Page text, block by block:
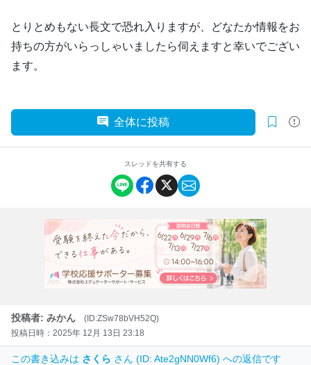
とりとめもない長文で恐れ入りますが、どなたか情報をお
持ちの方がいらっしゃいましたら伺えますと幸いでござい
ます。
全体に投稿
スレッドを共有する
投稿者: みかん
(ID:ZSw78bVH52Q)
投稿日時：2025年 12月 13日 23:18
この書き込みは さくら さん (ID: Ate2gNN0Wf6) への返信です